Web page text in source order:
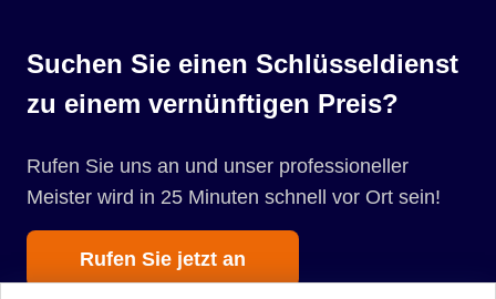
Suchen Sie einen Schlüsseldienst
zu einem vernünftigen Preis?
Rufen Sie uns an und unser professioneller
Meister wird in 25 Minuten schnell vor Ort sein!
Rufen Sie jetzt an